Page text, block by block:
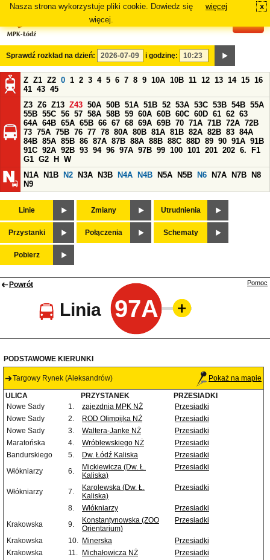
Nasza strona wykorzystuje pliki cookie. Dowiedz się
więcej.
więcej x
Sprawdź rozkład na dzień: i godzinę:
Z Z1 Z2 0 1 2 3 4 5 6 7 8 9 10A 10B 11 12 13 14 15 16
41 43 45
Z3 Z6 Z13 Z43 50A 50B 51A 51B 52 53A 53C 53B 54B 55A
55B 55C 56 57 58A 58B 59 60A 60B 60C 60D 61 62 63
64A 64B 65A 65B 66 67 68 69A 69B 70 71A 71B 72A 72B
73 75A 75B 76 77 78 80A 80B 81A 81B 82A 82B 83 84A
84B 85A 85B 86 87A 87B 88A 88B 88C 88D 89 90 91A 91B
91C 92A 92B 93 94 96 97A 97B 99 100 101 201 202 6.
F1
G1 G2 H
W
N1A
N1B N2 N3A N3B N4A N4B N5A N5B N6 N7A N7B
N8
N9
Linie Zmiany Utrudnienia
Przystanki Połączenia Schematy
Pobierz
Powrót
Linia 97A
Pomoc
PODSTAWOWE KIERUNKI
Targowy Rynek (Aleksandrów) Pokaż na mapie
ULICA PRZYSTANEK
PRZESIADKI
Nowe Sady
1. zajezdnia MPK NŻ
Przesiadki
Nowe Sady
2. ROD Olimpijka NŻ
Przesiadki
Nowe Sady
3. Waltera-Janke NŻ
Przesiadki
Maratońska
4. Wróblewskiego NŻ
Przesiadki
Bandurskiego
5. Dw. Łódź Kaliska
Przesiadki
Włókniarzy
6.
Mickiewicza (Dw. Ł.
Kaliska)
Przesiadki
Włókniarzy 7.
Karolewska (Dw. Ł.
Kaliska)
Przesiadki
8. Włókniarzy
Przesiadki
Krakowska
9.
Konstantynowska (ZOO
Orientarium)
Przesiadki
Krakowska 10. Minerska
Przesiadki
Krakowska
11. Michałowicza NŻ
Przesiadki